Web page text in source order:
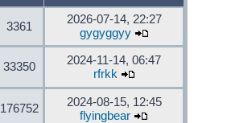
3361
2026-07-14, 22:27
gygyggyy
33350
2024-11-14, 06:47
rfrkk
176752
2024-08-15, 12:45
flyingbear